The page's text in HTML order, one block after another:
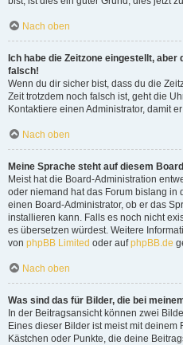
Nach oben
Ich habe die Zeitzone eingestellt,
falsch!
Wenn du dir sicher bist, dass du die
Zeit trotzdem noch falsch ist, geht die
Kontaktiere einen Administrator, damit
Nach oben
Meine Sprache steht auf diesem
Meist hat die Board-Administration
oder niemand hat das Forum bislang in
einen Board-Administrator, ob er das
installieren kann. Falls es noch nicht
es übersetzen würdest. Weitere
von phpBB Limited oder aufphpBB.de
Nach oben
Was sind das für Bilder, die bei
In der Beitragsansicht können zwei
Eines dieser Bilder ist meist mit deinem
Kästchen oder Punkte, die deine